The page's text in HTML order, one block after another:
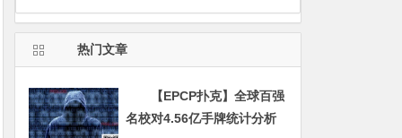
热门文章
【EPCP扑克】全球百强
名校对4.56亿手牌统计分析